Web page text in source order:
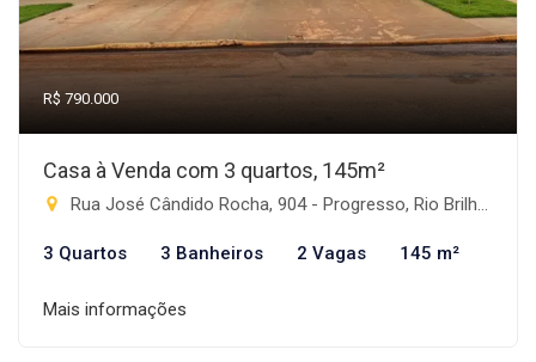
R$ 790.000
Casa à Venda com 3 quartos, 145m²
Rua José Cândido Rocha, 904 - Progresso, Rio Brilhante-MS
3 Quartos 3 Banheiros 2 Vagas 145 m²
Mais informações